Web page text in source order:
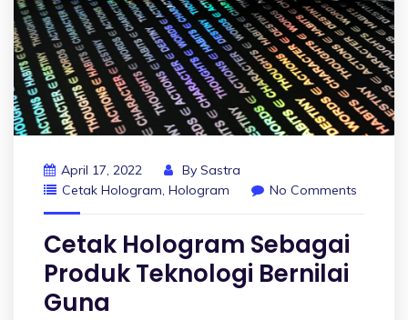
April 17, 2022 By Sastra
Cetak Hologram, Hologram No Comments
Cetak Hologram Sebagai
Produk Teknologi Bernilai
Guna